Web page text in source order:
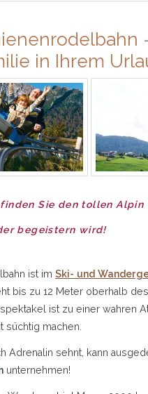
in Ihrem
Sie den tollen Alpin
begeistern wird!
ist im Ski- und
bis zu 12 Meter oberhalb
ist zu einer wahren
süchtig machen.
Adrenalin sehnt, kann
unternehmen!